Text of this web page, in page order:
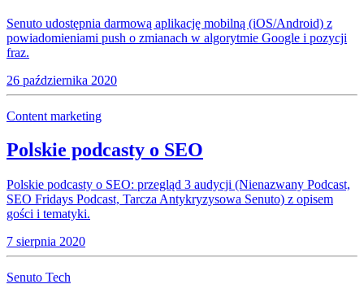
Senuto udostępnia darmową aplikację mobilną (iOS/Android) z
powiadomieniami push o zmianach w algorytmie Google i pozycji
fraz.
26 października 2020
Content marketing
Polskie podcasty o SEO
Polskie podcasty o SEO: przegląd 3 audycji (Nienazwany Podcast,
SEO Fridays Podcast, Tarcza Antykryzysowa Senuto) z opisem
gości i tematyki.
7 sierpnia 2020
Senuto Tech